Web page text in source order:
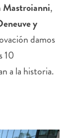
Mastroianni,
y
damos
10
a la historia.